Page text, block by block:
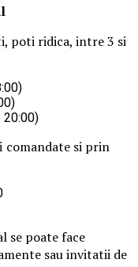
poti ridica, intre 3 si
20:00)
comandate si prin
se poate face
sau invitatii de